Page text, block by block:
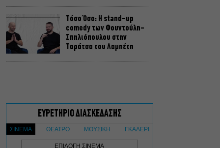
Τόσο Όσο: Η stand-up
comedy των Φουντούλη-
Σπηλιόπουλου στην
Ταράτσα του Λαμπέτη
σινεμά στην Ταράτσα του
Λαμπέτη
Η συναυλιακή σεζόν